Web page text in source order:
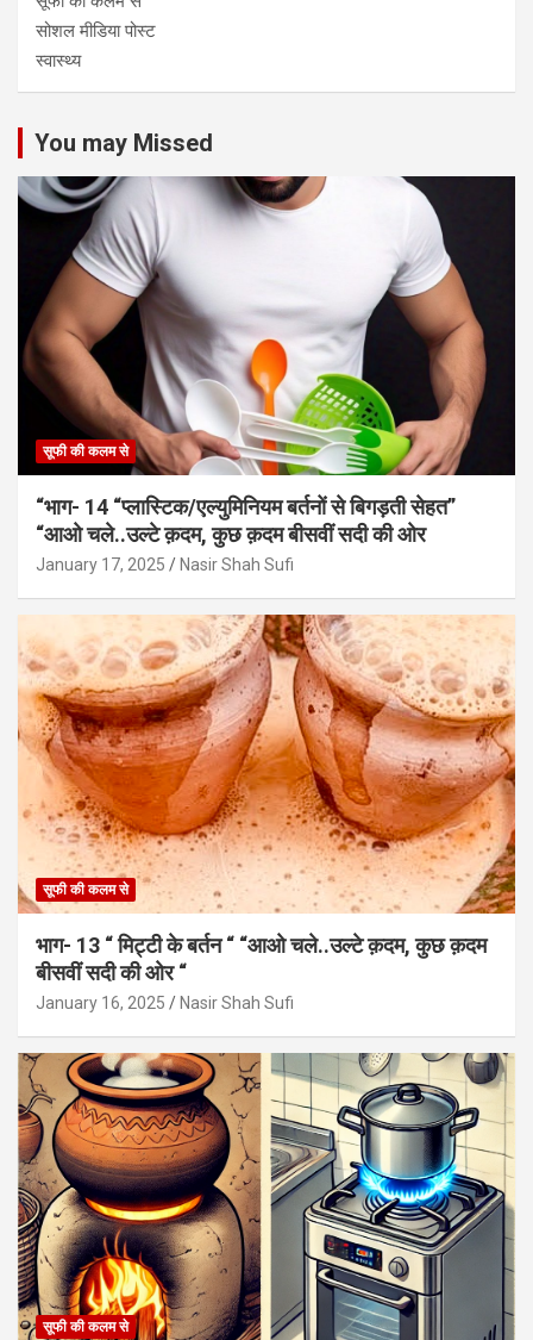
सोशल मीडिया पोस्ट
स्वास्थ्य
You may Missed
सूफी की कलम से
“भाग- 14 “प्लास्टिक/एल्युमिनियम बर्तनों से बिगड़ती सेहत”
“आओ चले..उल्टे क़दम, कुछ क़दम बीसवीं सदी की ओर
January 17, 2025 Nasir Shah Sufi
सूफी की कलम से
भाग- 13 “ मिट्टी के बर्तन “ “आओ चले..उल्टे क़दम, कुछ क़दम
बीसवीं सदी की ओर “
January 16, 2025 Nasir Shah Sufi
सूफी की कलम से